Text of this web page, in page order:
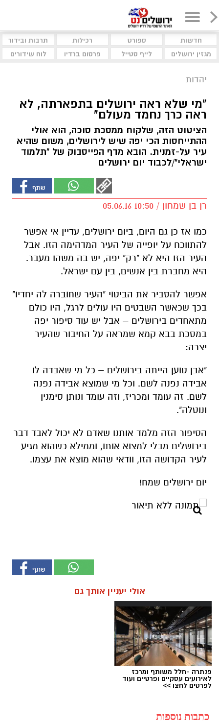
חדשות ספורט רכילות
תרבות ובידור
מגזין ירושלים
לייף סטייל פרסום ברדיו לוח שידורים
יהדות
"מי שלא ראה ירושלים בתפארתה, לא
ראה כרך נחמד מעולם"
הציטוט הזה, שלקוח ממסכת סוכה, הוא אולי
ההתייחסות הכי יפה שיש לירושלים, משום שהיא
עיר על-זמנית. הובא מדף הפייסבוק של "תלמוד
ישראלי"/לכבוד יום ירושלים
רן בן שמחון / 10:50 05.06.16
כמו אז כן גם היום, ביום ירושלים, עדיין אי אפשר
להתווכח על יופייה של העיר המדהימה הזו. אבל
העיר הזו היא לא "רק" יפה, יש בה משהו מעבר.
היא מחברת בין אנשים, בין עם ישראל.
אפשר להסביר את הביטוי "העיר שחוברה לה יחדיו"
בכך שכאשר השבטים היו עולים לרגל, היו כולם
מתאחדים בירושלים – אבל יש עוד סיפור יפה
במסכת בבא קמא שמראה על החיבור שהעיר
יצרה:
"אבן טוען הייתה בירושלים – כל מי שאבדה לו
אבידה נפנה לשם. וכל מי שמוצא אבידה נפנה
לשם. זה עומד ומכריז, וזה עומד ונותן סימנין
ונוטלה".
הסיפור הזה מלמד אותנו שאדם לא יכול לאבד דבר
בירושלים מבלי למצוא אותו, וממילא כשהוא מגיע
לעיר הקדושה הזו, וודאי שהוא מוצא את עצמו.
יום ירושלים שמח!
אולי יעניין אותך גם
פנתרה -חלל משותף ומרכז
לאירועים עסקיים ופרטיים ועוד
לפרטים לחצו >>
כתבות נוספות